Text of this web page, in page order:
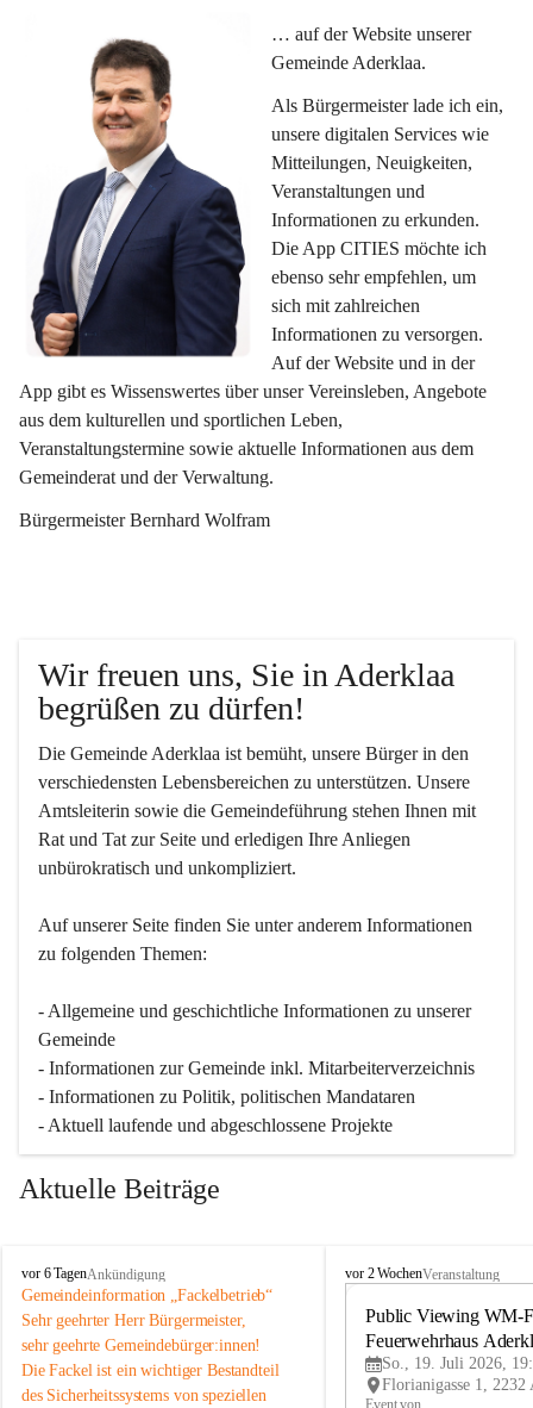
… auf der Website unserer
Gemeinde Aderklaa.
Als Bürgermeister lade ich ein,
unsere digitalen Services wie
Mitteilungen, Neuigkeiten,
Veranstaltungen und
Informationen zu erkunden.
Die App CITIES möchte ich
ebenso sehr empfehlen, um
sich mit zahlreichen
Informationen zu versorgen.
Auf der Website und in der
App gibt es Wissenswertes über unser Vereinsleben, Angebote
aus dem kulturellen und sportlichen Leben,
Veranstaltungstermine sowie aktuelle Informationen aus dem
Gemeinderat und der Verwaltung.
Bürgermeister Bernhard Wolfram
Wir freuen uns, Sie in Aderklaa
begrüßen zu dürfen!
Die Gemeinde Aderklaa ist bemüht, unsere Bürger in den
verschiedensten Lebensbereichen zu unterstützen. Unsere
Amtsleiterin sowie die Gemeindeführung stehen Ihnen mit
Rat und Tat zur Seite und erledigen Ihre Anliegen
unbürokratisch und unkompliziert.
Auf unserer Seite finden Sie un­ter an­de­rem Informationen
zu folgenden Themen:
- Allgemeine und geschichtliche Informationen zu unserer
Gemeinde
- Informationen zur Gemeinde inkl. Mitarbeiterverzeichnis
- Informationen zu Politik, politischen Mandataren
- Aktuell laufende und abgeschlossene Projekte
Aktuelle Beiträge
A
d
e
r
k
l
a
vor 6 TagenAnkündigung
Gemeindeinformation „Fackelbetrieb“
Sehr geehrter Herr Bürgermeister,
sehr geehrte Gemeindebürger:innen!
Die Fackel ist ein wichtiger Bestandteil
des Sicherheitssystems von speziellen
A
vor 2 WochenVeranstaltung
Public Viewing WM-
Feuerwehrhaus
So., 19. Juli 2026,
Event von